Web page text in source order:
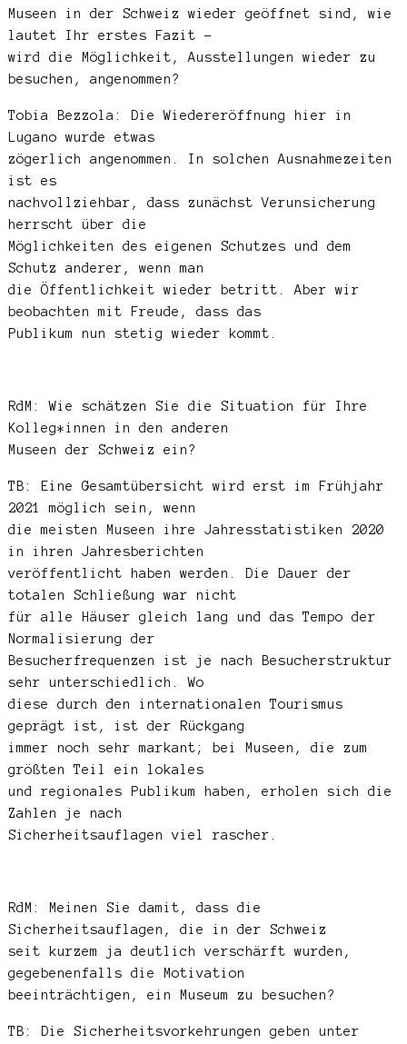
Museen in der Schweiz wieder geöffnet sind, wie
lautet Ihr erstes Fazit –
wird die Möglichkeit, Ausstellungen wieder zu
besuchen, angenommen?
Tobia Bezzola: Die Wiedereröffnung hier in
Lugano wurde etwas
zögerlich angenommen. In solchen Ausnahmezeiten
ist es
nachvollziehbar, dass zunächst Verunsicherung
herrscht über die
Möglichkeiten des eigenen Schutzes und dem
Schutz anderer, wenn man
die Öffentlichkeit wieder betritt. Aber wir
beobachten mit Freude, dass das
Publikum nun stetig wieder kommt.
RdM: Wie schätzen Sie die Situation für Ihre
Kolleg*innen in den anderen
Museen der Schweiz ein?
TB: Eine Gesamtübersicht wird erst im Frühjahr
2021 möglich sein, wenn
die meisten Museen ihre Jahresstatistiken 2020
in ihren Jahresberichten
veröffentlicht haben werden. Die Dauer der
totalen Schließung war nicht
für alle Häuser gleich lang und das Tempo der
Normalisierung der
Besucherfrequenzen ist je nach Besucherstruktur
sehr unterschiedlich. Wo
diese durch den internationalen Tourismus
geprägt ist, ist der Rückgang
immer noch sehr markant; bei Museen, die zum
größten Teil ein lokales
und regionales Publikum haben, erholen sich die
Zahlen je nach
Sicherheitsauflagen viel rascher.
RdM: Meinen Sie damit, dass die
Sicherheitsauflagen, die in der Schweiz
seit kurzem ja deutlich verschärft wurden,
gegebenenfalls die Motivation
beeinträchtigen, ein Museum zu besuchen?
TB: Die Sicherheitsvorkehrungen geben unter